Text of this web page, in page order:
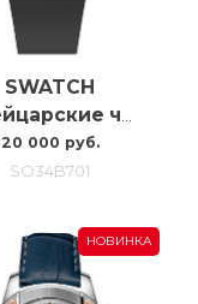
SWATCH
20 000 руб.
SO34B701
НОВИНКА